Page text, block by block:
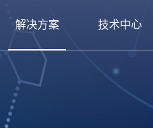
解决方案 技术中心